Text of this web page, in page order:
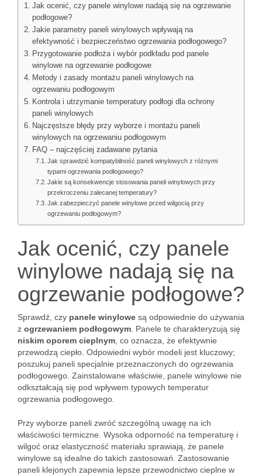
Jak ocenić, czy panele winylowe nadają się na ogrzewanie
podłogowe?
Jakie parametry paneli winylowych wpływają na
efektywność i bezpieczeństwo ogrzewania podłogowego?
Przygotowanie podłoża i wybór podkładu pod panele
winylowe na ogrzewanie podłogowe
Metody i zasady montażu paneli winylowych na
ogrzewaniu podłogowym
Kontrola i utrzymanie temperatury podłogi dla ochrony
paneli winylowych
Najczęstsze błędy przy wyborze i montażu paneli
winylowych na ogrzewaniu podłogowym
FAQ – najczęściej zadawane pytania
Jak sprawdzić kompatybilność paneli winylowych z różnymi
typami ogrzewania podłogowego?
Jakie są konsekwencje stosowania paneli winylowych przy
przekroczeniu zalecanej temperatury?
Jak zabezpieczyć panele winylowe przed wilgocią przy
ogrzewaniu podłogowym?
Jak ocenić, czy panele
winylowe nadają się na
ogrzewanie podłogowe?
Sprawdź, czy panele winylowe są odpowiednie do używania
z ogrzewaniem podłogowym . Panele te charakteryzują się
niskim oporem cieplnym , co oznacza, że efektywnie
przewodzą ciepło. Odpowiedni wybór modeli jest kluczowy;
poszukuj paneli specjalnie przeznaczonych do ogrzewania
podłogowego. Zainstalowane właściwie, panele winylowe nie
odkształcają się pod wpływem typowych temperatur
ogrzewania podłogowego.
Przy wyborze paneli zwróć szczególną uwagę na ich
właściwości termiczne. Wysoka odporność na temperaturę i
wilgoć oraz elastyczność materiału sprawiają, że panele
winylowe są idealne do takich zastosowań. Zastosowanie
paneli klejonych zapewnia lepsze przewodnictwo cieplne w